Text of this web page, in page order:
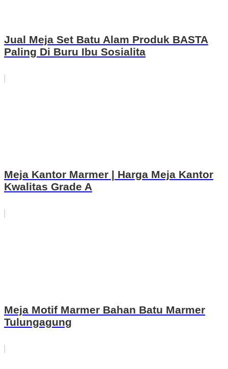
Jual Meja Set Batu Alam Produk BASTA
Paling Di Buru Ibu Sosialita
Meja Kantor Marmer | Harga Meja Kantor
Kwalitas Grade A
Meja Motif Marmer Bahan Batu Marmer
Tulungagung